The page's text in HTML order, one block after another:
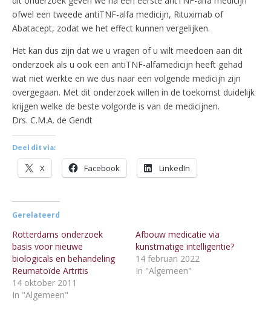
ofwel een tweede antiTNF-alfa medicijn, Rituximab of
Abatacept, zodat we het effect kunnen vergelijken.
Het kan dus zijn dat we u vragen of u wilt meedoen aan dit
onderzoek als u ook een antiTNF-alfamedicijn heeft gehad
wat niet werkte en we dus naar een volgende medicijn zijn
overgegaan. Met dit onderzoek willen in de toekomst duidelijk
krijgen welke de beste volgorde is van de medicijnen.
Drs. C.M.A. de Gendt
Deel dit via:
X Facebook LinkedIn
Gerelateerd
Rotterdams onderzoek
basis voor nieuwe
biologicals en behandeling
Reumatoïde Artritis
14 oktober 2011
In "Algemeen"
Afbouw medicatie via
kunstmatige intelligentie?
14 februari 2022
In "Algemeen"